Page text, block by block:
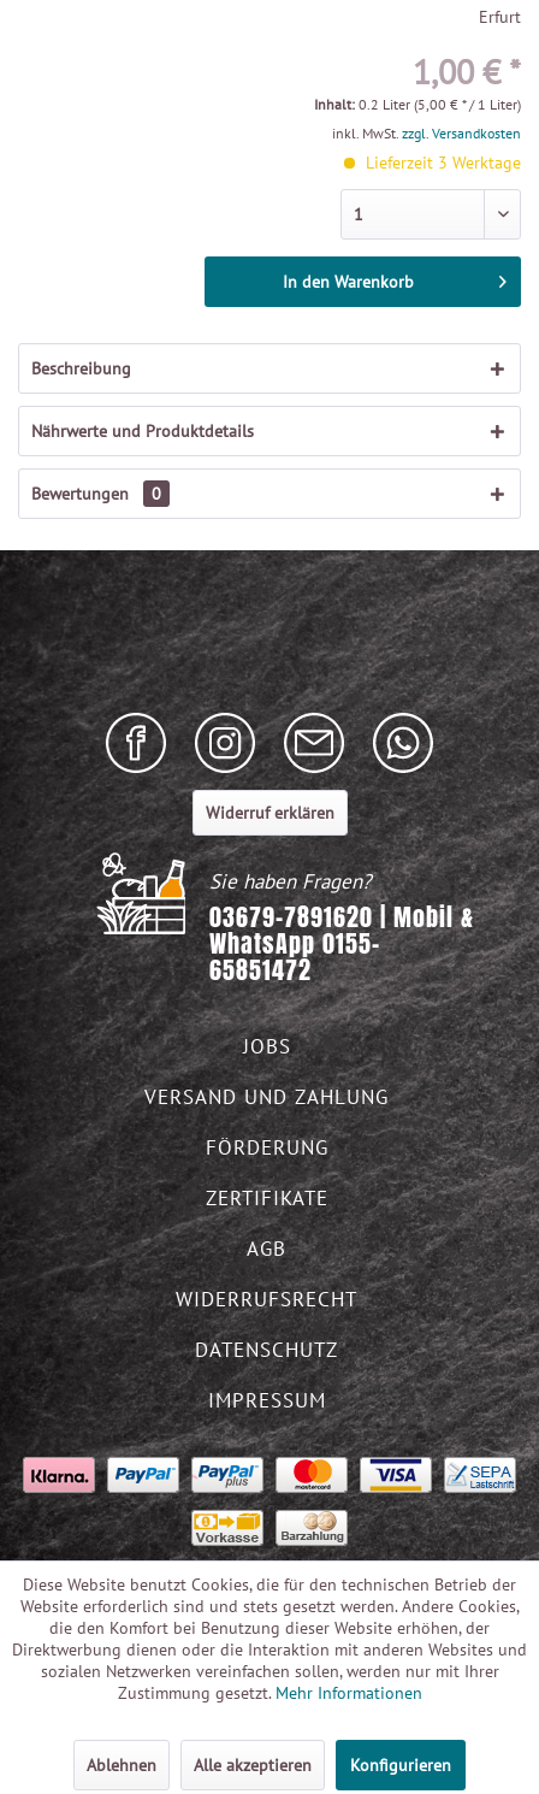
Erfurt
1,00 € *
Inhalt: 0.2 Liter (5,00 € * / 1 Liter)
inkl. MwSt. zzgl. Versandkosten
Lieferzeit 3 Werktage
In den Warenkorb
Beschreibung
Nährwerte und Produktdetails
Bewertungen 0
Widerruf erklären
Sie haben Fragen?
03679-7891620 | Mobil &
WhatsApp 0155-
65851472
JOBS
VERSAND UND ZAHLUNG
FÖRDERUNG
ZERTIFIKATE
AGB
WIDERRUFSRECHT
DATENSCHUTZ
IMPRESSUM
Diese Website benutzt Cookies, die für den technischen Betrieb der
Website erforderlich sind und stets gesetzt werden. Andere Cookies,
die den Komfort bei Benutzung dieser Website erhöhen, der
Direktwerbung dienen oder die Interaktion mit anderen Websites und
sozialen Netzwerken vereinfachen sollen, werden nur mit Ihrer
Zustimmung gesetzt. Mehr Informationen
Ablehnen Alle akzeptieren Konfigurieren